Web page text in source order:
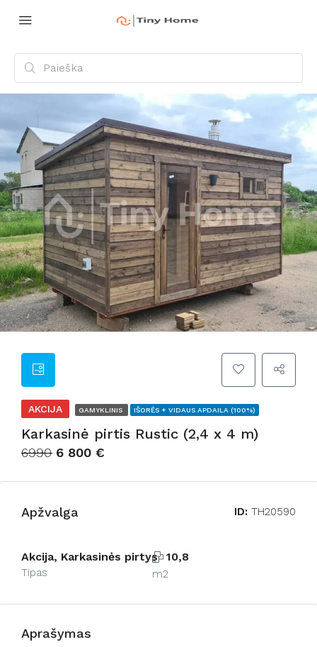
AKCIJA GAMYKLINIS IŠORĖS + VIDAUS APDAILA (100%)
Karkasinė pirtis Rustic (2,4 x 4 m)
6990 6 800 €
Apžvalga ID: TH20590
Akcija, Karkasinės pirtys
Tipas
10,8
m2
Aprašymas